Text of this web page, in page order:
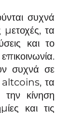
συχνά
τα
και το
συχνά σε
altcoins, τα
την κίνηση
και τις